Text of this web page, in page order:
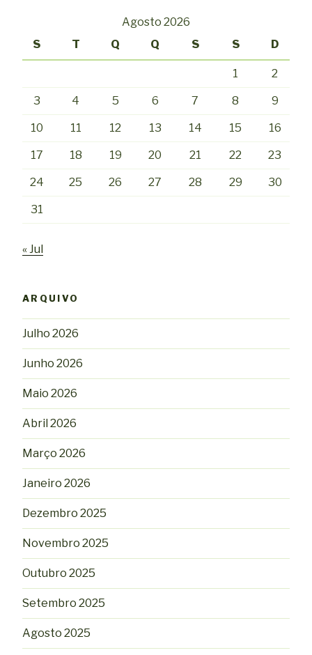
Agosto 2026
S
T Q Q S S D
1 2
3 4 5 6 7 8 9
10 11 12 13 14 15 16
17 18 19 20 21 22 23
24 25 26 27 28 29 30
31
« Jul
ARQUIVO
Julho 2026
Junho 2026
Maio 2026
Abril 2026
Março 2026
Janeiro 2026
Dezembro 2025
Novembro 2025
Outubro 2025
Setembro 2025
Agosto 2025